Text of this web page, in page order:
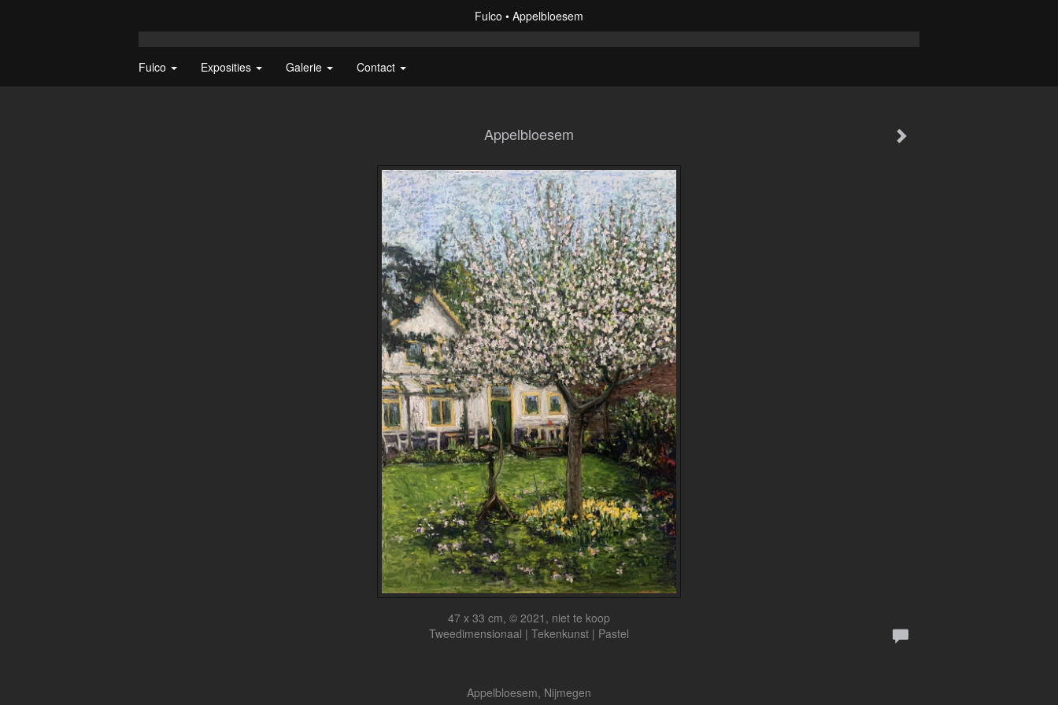
Fulco Appelbloesem
Fulco Exposities Galerie Contact
Appelbloesem
47 x 33 cm, © 2021, niet te koop
Tweedimensionaal | Tekenkunst | Pastel
Appelbloesem, Nijmegen